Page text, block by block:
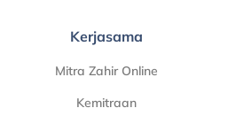
Kerjasama
Mitra Zahir Online
Kemitraan